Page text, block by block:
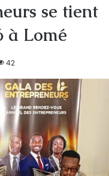
se tient
à Lomé
42